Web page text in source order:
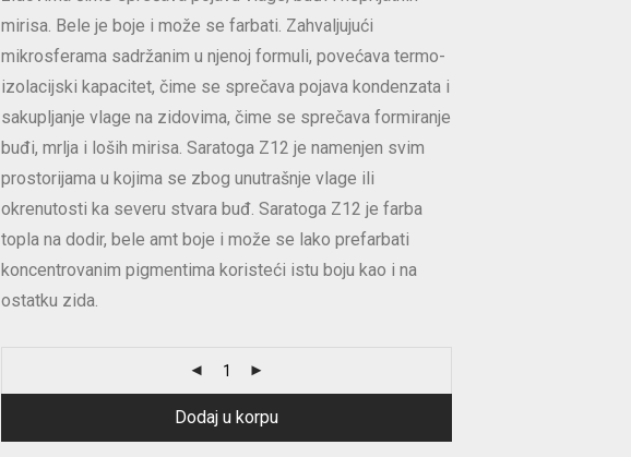
mirisa. Bele je boje i može se farbati. Zahvaljujući
mikrosferama sadržanim u njenoj formuli, povećava termo-
izolacijski kapacitet, čime se sprečava pojava kondenzata i
sakupljanje vlage na zidovima, čime se sprečava formiranje
buđi, mrlja i loših mirisa. Saratoga Z12 je namenjen svim
prostorijama u kojima se zbog unutrašnje vlage ili
okrenutosti ka severu stvara buđ. Saratoga Z12 je farba
topla na dodir, bele amt boje i može se lako prefarbati
koncentrovanim pigmentima koristeći istu boju kao i na
ostatku zida.
Dodaj u korpu